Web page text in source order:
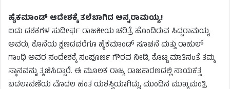
ಹೈಕಮಾಂಡ್ ಆದೇಶಕ್ಕೆ ತಲೆಬಾಗಿದ ಅನ್ನರಾಮಯ್ಯ!
ಐದು ದಶಕಗಳ ಸುದೀರ್ಘ ರಾಜಕೀಯ ಚರಿತ್ರೆ ಹೊಂದಿರುವ ಸಿದ್ದರಾಮಯ್ಯ
ಅವರು, ಕೊನೆಯ ಕ್ಷಣದವರೆಗೂ ಹೈಕಮಾಂಡ್ ಸೂಚನೆ ಮತ್ತು ರಾಹುಲ್
ಗಾಂಧಿ ಅವರ ಸಂದೇಶಕ್ಕೆ ಸಂಪೂರ್ಣ ಗೌರವ ನೀಡಿ, ಕೊಟ್ಟ ಮಾತಿನಂತೆ ತಮ್ಮ
ಸ್ಥಾನವನ್ನು ತ್ಯಜಿಸಿದ್ದಾರೆ. ಈ ಮೂಲಕ ರಾಜ್ಯ ರಾಜಕಾರಣದಲ್ಲಿ ನಾಯಕತ್ವ
ಬದಲಾವಣೆಯ ಮೊದಲ ಹಂತ ಯಶಸ್ವಿಯಾಗಿದ್ದು, ಮುಂದಿನ ಮುಖ್ಯಮಂತ್ರಿ